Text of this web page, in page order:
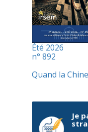
Été 2026
n° 892
Quand la
Je